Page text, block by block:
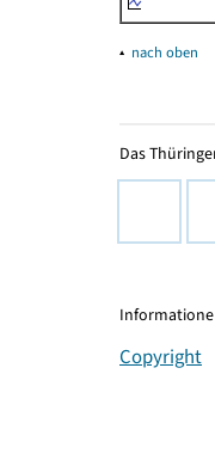
▴ nach oben
Das
Copyright